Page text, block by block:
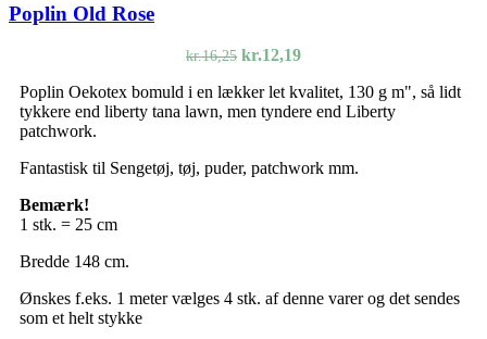
Poplin Old Rose
kr.16,25 Den
pris
var:
kr.12,19Den
pris
er:
Poplin Oekotex bomuld i en lækker let kvalitet, 130 g m", så lidt
tykkere end liberty tana lawn, men tyndere end Liberty
patchwork.
Fantastisk til Sengetøj, tøj, puder, patchwork mm.
Bemærk!
1 stk. = 25 cm
Bredde 148 cm.
Ønskes f.eks. 1 meter vælges 4 stk. af denne varer og det sendes
som et helt stykke